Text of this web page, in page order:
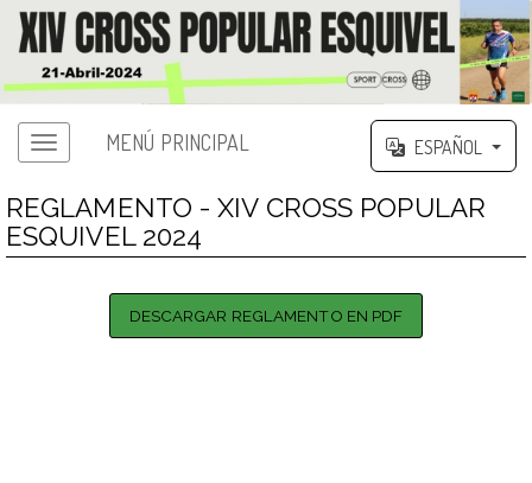
MENÚ PRINCIPAL ESPAÑOL
REGLAMENTO - XIV CROSS POPULAR
ESQUIVEL 2024
DESCARGAR REGLAMENTO EN PDF